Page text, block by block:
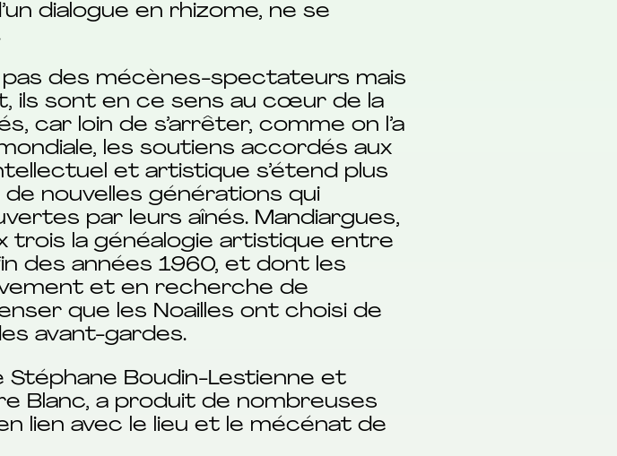
dialogue en rhizome, ne se
des mécènes-spectateurs mais
ils sont en ce sens au cœur de la
car loin de s’arrêter, comme on l’a
les soutiens accordés aux
et artistique s’étend plus
nouvelles générations qui
par leurs aînés. Mandiargues,
trois la généalogie artistique entre
des années 1960, et dont les
et en recherche de
que les Noailles ont choisi de
avant-gardes.
Stéphane Boudin-Lestienne et
Blanc, a produit de nombreuses
lien avec le lieu et le mécénat de